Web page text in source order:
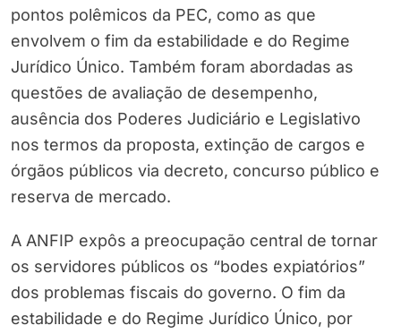
pontos polêmicos da PEC, como as que
envolvem o fim da estabilidade e do Regime
Jurídico Único. Também foram abordadas as
questões de avaliação de desempenho,
ausência dos Poderes Judiciário e Legislativo
nos termos da proposta, extinção de cargos e
órgãos públicos via decreto, concurso público e
reserva de mercado.
A ANFIP expôs a preocupação central de tornar
os servidores públicos os “bodes expiatórios”
dos problemas fiscais do governo. O fim da
estabilidade e do Regime Jurídico Único, por